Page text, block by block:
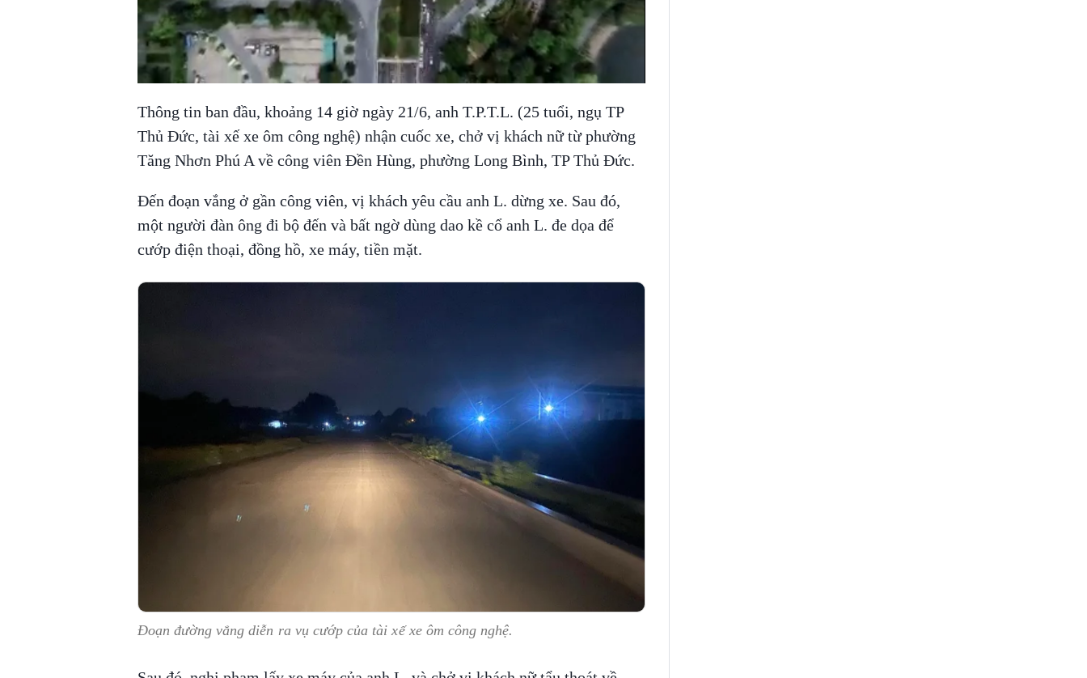
Thông tin ban đầu, khoảng 14 giờ ngày 21/6, anh T.P.T.L. (25 tuổi, ngụ TP
Thủ Đức, tài xế xe ôm công nghệ) nhận cuốc xe, chở vị khách nữ từ phường
Tăng Nhơn Phú A về công viên Đền Hùng, phường Long Bình, TP Thủ Đức.
Đến đoạn vắng ở gần công viên, vị khách yêu cầu anh L. dừng xe. Sau đó,
một người đàn ông đi bộ đến và bất ngờ dùng dao kề cổ anh L. đe dọa để
cướp điện thoại, đồng hồ, xe máy, tiền mặt.
Đoạn đường vắng diễn ra vụ cướp của tài xế xe ôm công nghệ.